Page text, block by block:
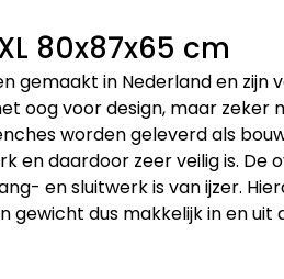
80x87x65 cm
gemaakt in Nederland en zijn
oog voor design, maar zeker
worden geleverd als
en daardoor zeer veilig is. De
en sluitwerk is van ijzer.
gewicht dus makkelijk in en uit